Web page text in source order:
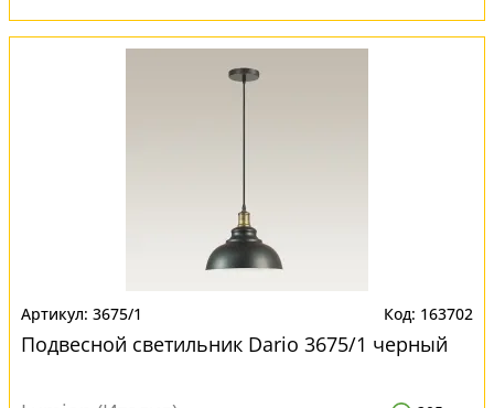
3675/1 163702
Подвесной светильник Dario 3675/1 черный